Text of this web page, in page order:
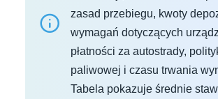
zasad przebiegu, kwoty
wymagań dotyczących
płatności za autostrady,
paliwowej i czasu trwania
Tabela pokazuje średnie